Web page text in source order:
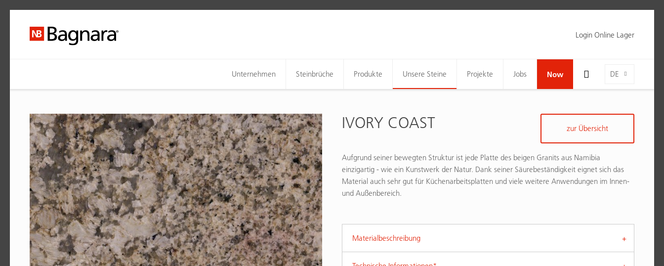
Login Online Lager
DE
Toggle Search Bar Visibility For Wide Screens
Unternehmen
Steinbrüche Produkte Unsere Steine Projekte Jobs Now
IVORY COAST
Aufgrund seiner bewegten Struktur ist jede Platte des beigen Granits aus Namibia
einzigartig - wie ein Kunstwerk der Natur. Dank seiner Säurebeständigkeit eignet sich das
Material auch sehr gut für Küchenarbeitsplatten und viele weitere Anwendungen im Innen-
und Außenbereich.
zur Übersicht
Materialbeschreibung